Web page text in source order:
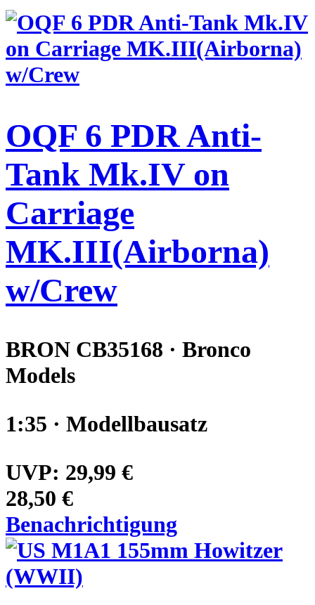
OQF 6 PDR Anti-
Tank Mk.IV on
Carriage
MK.III(Airborna)
w/Crew
BRON CB35168 · Bronco
Models
1:35 · Modellbausatz
UVP: 29,99 €
28,50 €
Benachrichtigung